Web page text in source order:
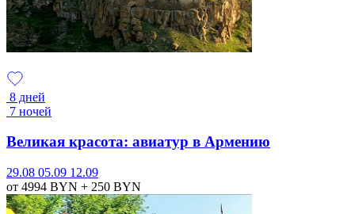
8 дней
7 ночей
Великая красота: авиатур в Армению
29.08 05.09 12.09
от 4994 BYN + 250 BYN